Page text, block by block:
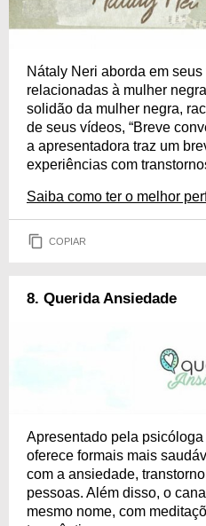
Nátaly Neri aborda em
relacionadas à mulher
solidão da mulher negra,
de seus vídeos, “Breve
a apresentadora traz um
experiências com
Saiba como ter o melhor
COPIAR
8. Querida Ansiedade
Apresentado pela psicóloga
oferece formais mais
com a ansiedade,
pessoas. Além disso, o
mesmo nome, com